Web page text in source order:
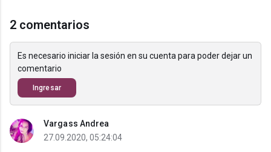
2 comentarios
Es necesario iniciar la sesión en su cuenta para poder dejar un
comentario
Ingresar
Vargass Andrea
27.09.2020, 05:24:04